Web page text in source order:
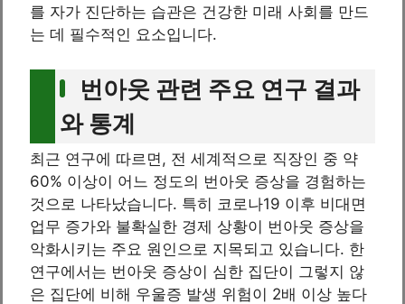
를 자가 진단하는 습관은 건강한 미래 사회를 만드
는 데 필수적인 요소입니다.
번아웃 관련 주요 연구 결과
와 통계
최근 연구에 따르면, 전 세계적으로 직장인 중 약
60% 이상이 어느 정도의 번아웃 증상을 경험하는
것으로 나타났습니다. 특히 코로나19 이후 비대면
업무 증가와 불확실한 경제 상황이 번아웃 증상을
악화시키는 주요 원인으로 지목되고 있습니다. 한
연구에서는 번아웃 증상이 심한 집단이 그렇지 않
은 집단에 비해 우울증 발생 위험이 2배 이상 높다